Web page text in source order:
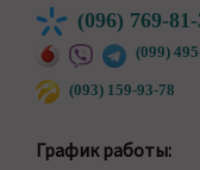
(096) 769-
(099)
(093) 159-93-78
График работы: